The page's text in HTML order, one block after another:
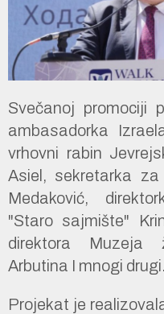
Svečanoj promociji
ambasadorka
vrhovni rabin
Asiel, sekretarka
Medaković,
"Staro sajmište"
direktora Muzeja
Arbutina I mnogi drugi.
Projekat je